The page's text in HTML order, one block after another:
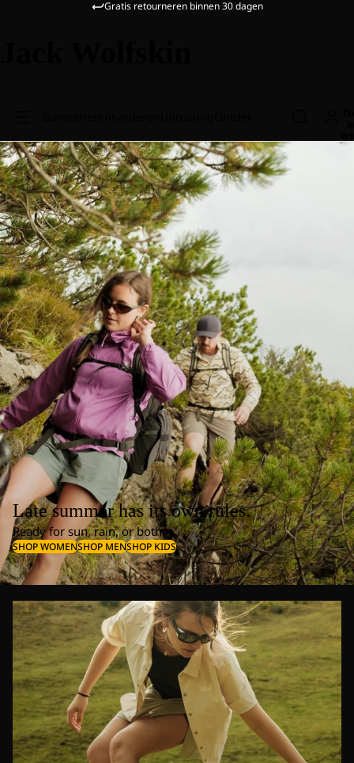
Gratis retourneren binnen 30 dagen
Late summer has its own rules.
Ready for sun, rain, or both.
SHOP WOMENSHOP MENSHOP KIDS